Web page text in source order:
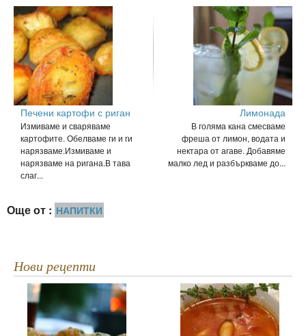
Печени картофи с риган
Измиваме и сваряваме
картофите. Обелваме ги и ги
нарязваме.Измиваме и
нарязваме на ригана.В тава
слаг...
Лимонада
В голяма кана смесваме
фреша от лимон, водата и
нектара от агаве. Добавяме
малко лед и разбъркваме до...
Още от : НАПИТКИ
Нови рецепти